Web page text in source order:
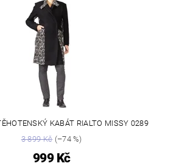
KABÁT RIALTO MISSY 0289
3 899 Kč(–74 %)
999 Kč